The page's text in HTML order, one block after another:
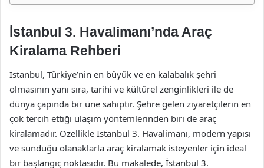
İstanbul 3. Havalimanı’nda Araç
Kiralama Rehberi
İstanbul, Türkiye’nin en büyük ve en kalabalık şehri
olmasının yanı sıra, tarihi ve kültürel zenginlikleri ile de
dünya çapında bir üne sahiptir. Şehre gelen ziyaretçilerin en
çok tercih ettiği ulaşım yöntemlerinden biri de araç
kiralamadır. Özellikle İstanbul 3. Havalimanı, modern yapısı
ve sunduğu olanaklarla araç kiralamak isteyenler için ideal
bir başlangıç noktasıdır. Bu makalede, İstanbul 3.